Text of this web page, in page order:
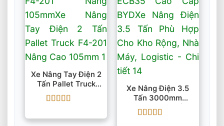
Xe Nâng Tay Điện 2
Tấn Pallet Truck
F4-201 Nâng
105mm
hạng55 sao
Xe Nâng Điện 3.5
Tấn 3000mm
ECB35 Cao Cấp
BYD